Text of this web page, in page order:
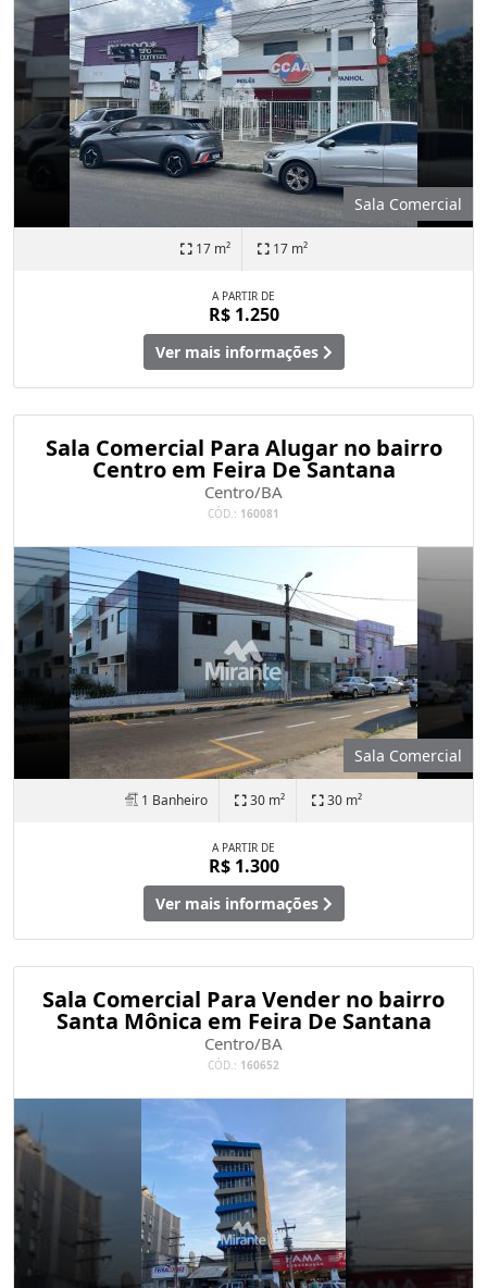
Sala Comercial
17 m² 17 m²
A PARTIR DE
R$ 1.250
Ver mais informações
Sala Comercial Para Alugar no bairro
Centro em Feira De Santana
Centro/BA
CÓD.: 160081
Sala Comercial
1 Banheiro 30 m² 30 m²
A PARTIR DE
R$ 1.300
Ver mais informações
Sala Comercial Para Vender no bairro
Santa Mônica em Feira De Santana
Centro/BA
CÓD.: 160652